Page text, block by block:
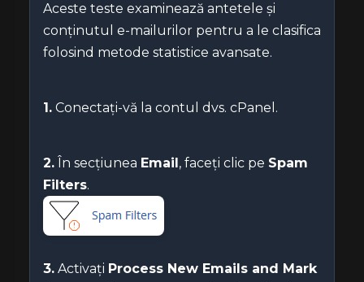
Aceste teste examinează antetele și
conținutul e-mailurilor pentru a le clasifica
folosind metode statistice avansate.
1. Conectați-vă la contul dvs. cPanel.
2. În secțiunea Email, faceți clic pe Spam
Filters.
3. Activați Process New Emails and Mark